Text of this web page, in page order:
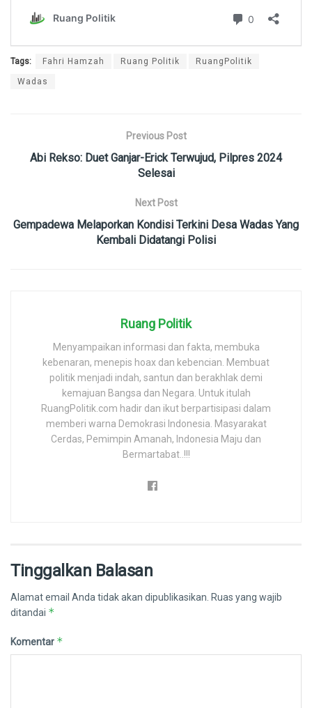
Tags: Fahri Hamzah Ruang Politik RuangPolitik
Wadas
Previous Post
Abi Rekso: Duet Ganjar-Erick Terwujud, Pilpres 2024
Selesai
Next Post
Gempadewa Melaporkan Kondisi Terkini Desa Wadas Yang
Kembali Didatangi Polisi
Ruang Politik
Menyampaikan informasi dan fakta, membuka
kebenaran, menepis hoax dan kebencian. Membuat
politik menjadi indah, santun dan berakhlak demi
kemajuan Bangsa dan Negara. Untuk itulah
RuangPolitik.com hadir dan ikut berpartisipasi dalam
memberi warna Demokrasi Indonesia. Masyarakat
Cerdas, Pemimpin Amanah, Indonesia Maju dan
Bermartabat..!!!
Tinggalkan Balasan
Alamat email Anda tidak akan dipublikasikan. Ruas yang wajib
ditandai *
Komentar *